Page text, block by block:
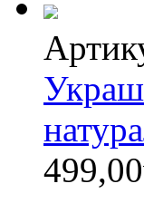
499,00